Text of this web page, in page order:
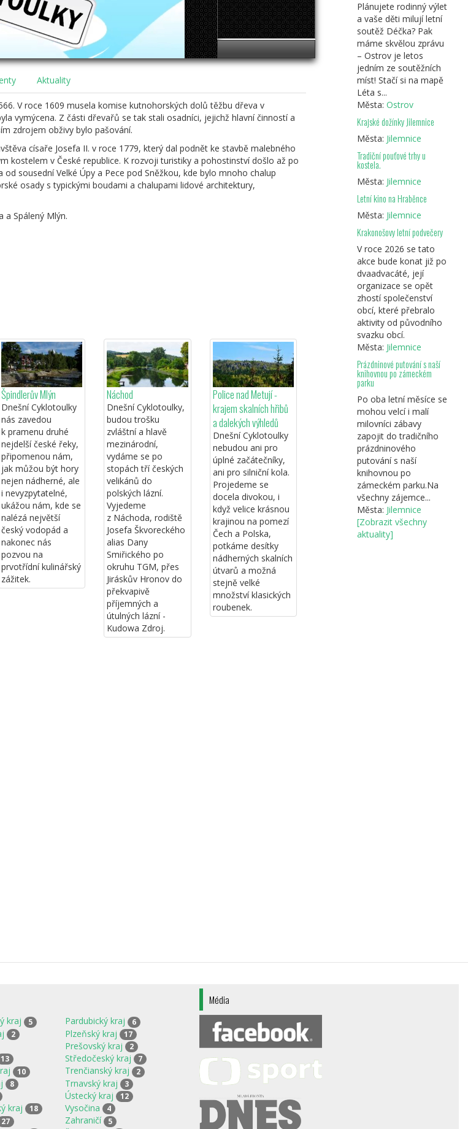
Aktuality
V roce 1609 musela komise kutnohorských dolů těžbu dřeva v
vymýcena. Z části dřevařů se tak stali osadníci, jejichž hlavní činností a
zdrojem obživy bylo pašování.
císaře Josefa II. v roce 1779, který dal podnět ke stavbě malebného
kostelem v České republice. K rozvoji turistiky a pohostinství došlo až po
sousední Velké Úpy a Pece pod Sněžkou, kde bylo mnoho chalup
osady s typickými boudami a chalupami lidové architektury,
a Spálený Mlýn.
Špindlerův Mlýn
Dnešní Cyklotoulky
nás zavedou
k pramenu druhé
nejdelší české řeky,
připomenou nám,
jak můžou být hory
nejen nádherné, ale
i nevyzpytatelné,
ukážou nám, kde se
nalézá největší
český vodopád a
nakonec nás
pozvou na
prvotřídní kulinářský
zážitek.
Náchod
Dnešní Cyklotoulky,
budou trošku
zvláštní a hlavě
mezinárodní,
vydáme se po
stopách tří českých
velikánů do
polských lázní.
Vyjedeme
z Náchoda, rodiště
Josefa Škvoreckého
alias Dany
Smiřického po
okruhu TGM, přes
Jiráskův Hronov do
překvapivě
příjemných a
útulných lázní -
Kudowa Zdroj.
Police nad Metují -
krajem skalních hřibů
a dalekých výhledů
Dnešní Cyklotoulky
nebudou ani pro
úplné začátečníky,
ani pro silniční kola.
Projedeme se
docela divokou, i
když velice krásnou
krajinou na pomezí
Čech a Polska,
potkáme desítky
nádherných skalních
útvarů a možná
stejně velké
množství klasických
roubenek.
Plánujete rodinný výlet
a vaše děti milují letní
soutěž Déčka? Pak
máme skvělou zprávu
– Ostrov je letos
jedním ze soutěžních
míst! Stačí si na mapě
Léta s...
Města: Ostrov
Krajské dožínky Jilemnice
Města: Jilemnice
Tradiční pouťové trhy u
kostela.
Města: Jilemnice
Letní kino na Hraběnce
Města: Jilemnice
Krakonošovy letní podvečery
V roce 2026 se tato
akce bude konat již po
dvaadvacáté, její
organizace se opět
zhostí společenství
obcí, které přebralo
aktivity od původního
svazku obcí.
Města: Jilemnice
Prázdninové putování s naší
knihovnou po zámeckém
parku
Po oba letní měsíce se
mohou velcí i malí
milovníci zábavy
zapojit do tradičního
prázdninového
putování s naší
knihovnou po
zámeckém parku.Na
všechny zájemce...
Města: Jilemnice
[Zobrazit všechny
aktuality]
kraj 5
2
13
10
8
kraj 18
27
Pardubický kraj 6
Plzeňský kraj 17
Prešovský kraj 2
Středočeský kraj 7
Trenčianský kraj 2
Trnavský kraj 3
Ústecký kraj 12
Vysočina 4
Zahraničí 5
Média